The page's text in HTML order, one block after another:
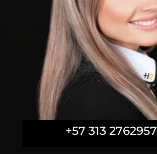
+57 313 2762957